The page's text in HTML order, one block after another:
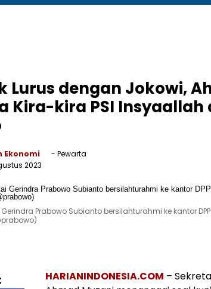
Lurus dengan Jokowi,
Kira-kira PSI Insyaallah
Ekonomi
- Pewarta
2023
Prabowo Subianto bersilahturahmi ke kantor
HARIANINDONESIA.COM –